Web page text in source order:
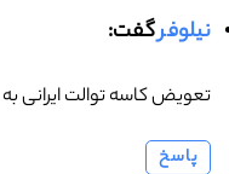
نیلوفرگفت:
تعویض کاسه توالت ایرانی
پاسخ